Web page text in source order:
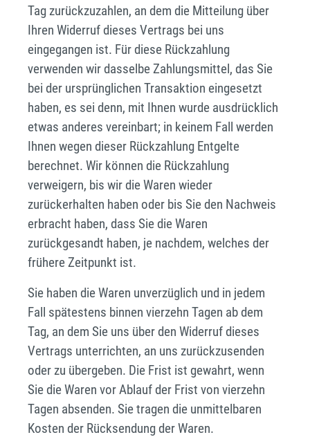
Tag zurückzuzahlen, an dem die Mitteilung über
Ihren Widerruf dieses Vertrags bei uns
eingegangen ist. Für diese Rückzahlung
verwenden wir dasselbe Zahlungsmittel, das Sie
bei der ursprünglichen Transaktion eingesetzt
haben, es sei denn, mit Ihnen wurde ausdrücklich
etwas anderes vereinbart; in keinem Fall werden
Ihnen wegen dieser Rückzahlung Entgelte
berechnet. Wir können die Rückzahlung
verweigern, bis wir die Waren wieder
zurückerhalten haben oder bis Sie den Nachweis
erbracht haben, dass Sie die Waren
zurückgesandt haben, je nachdem, welches der
frühere Zeitpunkt ist.
Sie haben die Waren unverzüglich und in jedem
Fall spätestens binnen vierzehn Tagen ab dem
Tag, an dem Sie uns über den Widerruf dieses
Vertrags unterrichten, an uns zurückzusenden
oder zu übergeben. Die Frist ist gewahrt, wenn
Sie die Waren vor Ablauf der Frist von vierzehn
Tagen absenden. Sie tragen die unmittelbaren
Kosten der Rücksendung der Waren.